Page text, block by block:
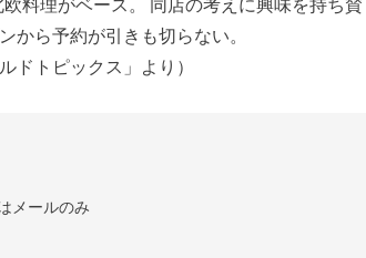
から予約が引きも切らない。
ドトピックス」より）
メールのみ